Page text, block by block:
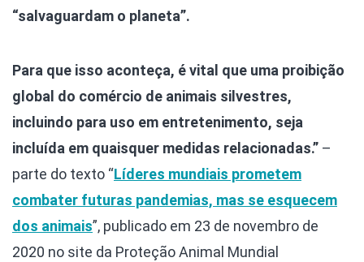
“salvaguardam o planeta”.
Para que isso aconteça, é vital que uma proibição
global do comércio de animais silvestres,
incluindo para uso em entretenimento, seja
incluída em quaisquer medidas relacionadas.” –
parte do texto “Líderes mundiais prometem
combater futuras pandemias, mas se esquecem
dos animais”, publicado em 23 de novembro de
2020 no site da Proteção Animal Mundial